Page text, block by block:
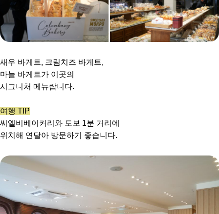
새우 바게트, 크림치즈 바게트,
마늘 바게트가 이곳의
시그니처 메뉴랍니다.
여행 TIP
씨엘비베이커리와 도보 1분 거리에
위치해 연달아 방문하기 좋습니다.